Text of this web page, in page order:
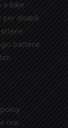
e-bike
per disabili
batterie
resi